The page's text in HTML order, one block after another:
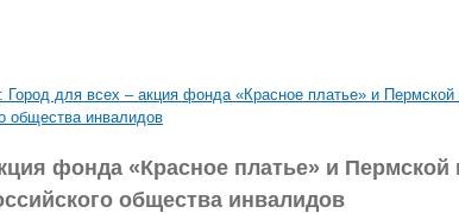
фонда «Красное платье» и Пермской
общества инвалидов